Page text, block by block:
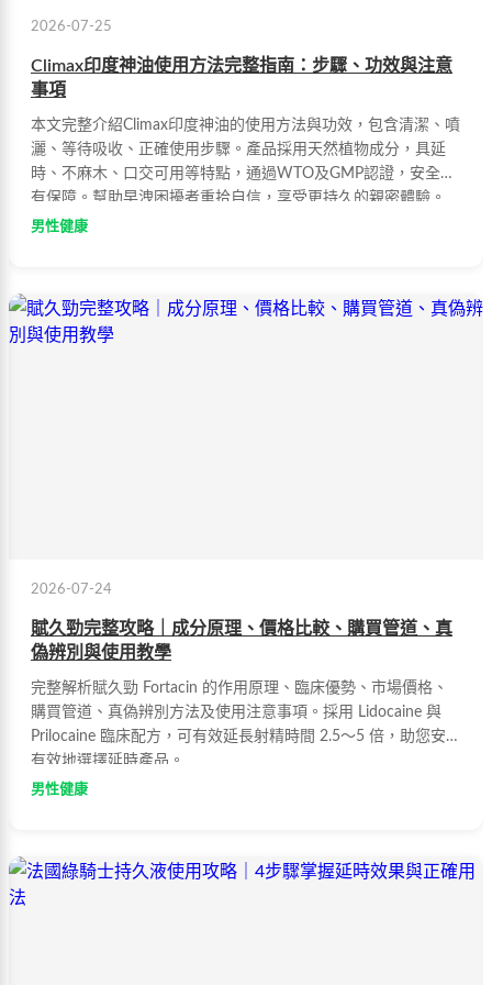
2026-07-25
Climax印度神油使用方法完整指南：步驟、功效與注意
事項
本文完整介紹Climax印度神油的使用方法與功效，包含清潔、噴
灑、等待吸收、正確使用步驟。產品採用天然植物成分，具延
時、不麻木、口交可用等特點，通過WTO及GMP認證，安全性
有保障。幫助早洩困擾者重拾自信，享受更持久的親密體驗。
男性健康
2026-07-24
賦久勁完整攻略｜成分原理、價格比較、購買管道、真
偽辨別與使用教學
完整解析賦久勁 Fortacin 的作用原理、臨床優勢、市場價格、
購買管道、真偽辨別方法及使用注意事項。採用 Lidocaine 與
Prilocaine 臨床配方，可有效延長射精時間 2.5～5 倍，助您安全
有效地選擇延時產品。
男性健康